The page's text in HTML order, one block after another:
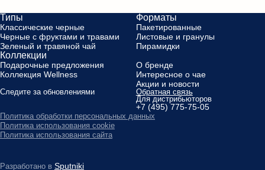
Обратная связь
Для дистрибьюторов
+7 (495) 775-75-05
Следите за обновлениями
Типы
Классические черные
Черные с фруктами и травами
Зеленый и травяной чай
Форматы
Пакетированные
Листовые и гранулы
Пирамидки
Коллекции
Подарочные предложения
Коллекция Wellness
О бренде
Интересное о чае
Акции и новости
Политика обработки персональных данных
Политика использования cookie
Политика использования сайта
Разработано в Sputniki